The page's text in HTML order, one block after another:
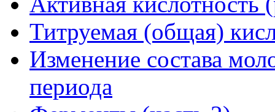
Титруемая (общая)
Изменение состава
периода